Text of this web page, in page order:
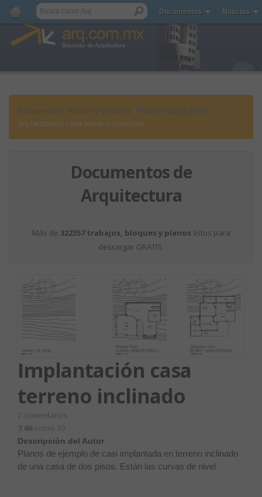
Documentos Noticias
Documentos : Planos y Modelos : Planos Topográficos :
Implantación casa terreno inclinado
Documentos de
Arquitectura
Más de 322357 trabajos, bloques y planos listos para
descargar GRATIS.
Implantación casa
terreno inclinado
2 comentarios
7.66sobre 10
Descripción del Autor
Planos de ejemplo de casi implantada en terreno inclinado
de una casa de dos pisos. Están las curvas de nivel